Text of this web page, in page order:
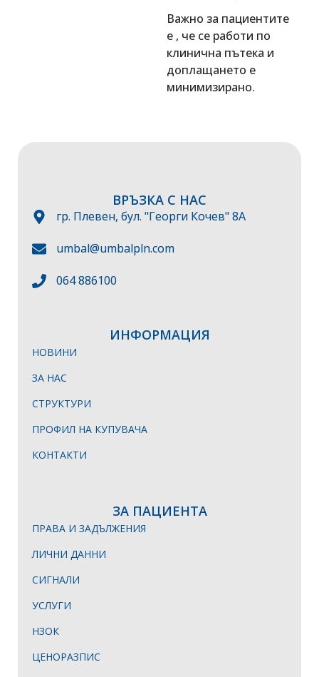
Важно за пациентите
е , че се работи по
клинична пътека и
доплащането е
минимизирано.
ИНФОРМАЦИЯ
НОВИНИ
ЗА НАС
СТРУКТУРИ
ПРОФИЛ НА КУПУВАЧА
КОНТАКТИ
ЗА ПАЦИЕНТА
ПРАВА И ЗАДЪЛЖЕНИЯ
ЛИЧНИ ДАННИ
СИГНАЛИ
УСЛУГИ
НЗОК
ЦЕНОРАЗПИС
ВРЪЗКА С НАС
гр. Плевен, бул. "Георги Кочев" 8А
umbal@umbalpln.com
064 886100